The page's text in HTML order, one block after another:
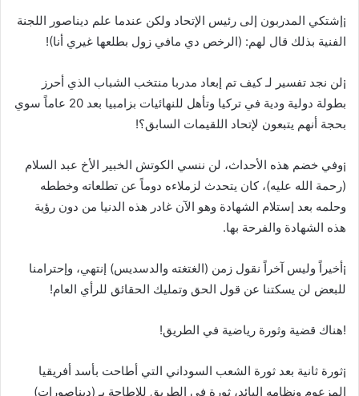
¡إشتكي المدربون إلى رئيس الإتحاد ولكن عندما علم ديناصور اللجنة
الفنية بذلك قال لهم: (الرخص دي مافي زول بطلعها غيري أنا)!
¡لن نجد تفسير لـ كيف تم إبعاد مدربا منتخب الشباب الذي أحرز
بطولة دولية ودية في تركيا وتأهل للنهائيات بزامبيا بعد 20 عاماً سوي
بحجة أنهم يتبعون لإتحاد اللقيمات السابق؟!
¡وفي خضم هذه الأحداث، لن ننسي الكوتش الخبير الأخ عبد السلام
(رحمة الله عليه)، كان يتحدث لزملاءه دوماً عن تطلعاته وخططه
وحلمه بعد إستلام الشهادة وهو الآن غادر هذه الدنيا من دون رؤية
هذه الشهادة والفرحة بها.
¡أخيراً وليس آخراً نقول زمن (الغتغته والدسديس) إنتهي، وإحترامنا
للبعض لن يسكتنا عن قول الحق وتمليك الحقائق للرأي العام!
!هناك قضية وثورة رياضية في الطريق!
¡ثورة ثانية بعد ثورة الشعب السوداني التي أطاحت بأسد أفريقيا
المزعوم ونظامه البائد، ثورة في الطريق للإطاحة بـ (ديناصورات)